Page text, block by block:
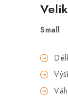
Small